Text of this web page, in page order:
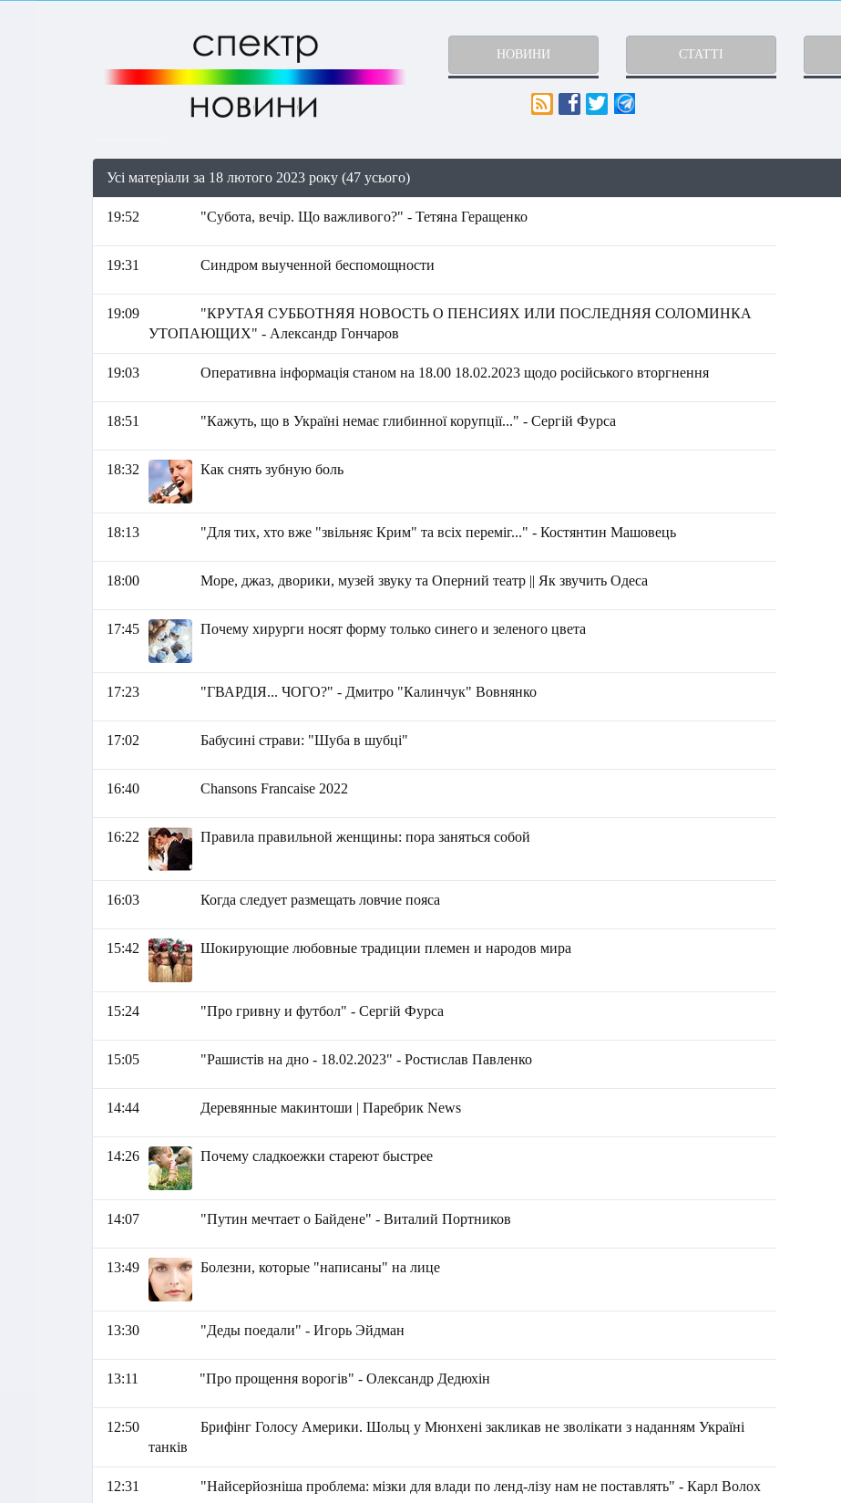
НОВИНИ СТАТТІ
Усі матеріали за 18 лютого 2023 року (47 усього)
19:52 "Субота, вечір. Що важливого?" - Тетяна Геращенко
19:31 Синдром выученной беспомощности
19:09
"КРУТАЯ СУББОТНЯЯ НОВОСТЬ О ПЕНСИЯХ ИЛИ ПОСЛЕДНЯЯ СОЛОМИНКА
УТОПАЮЩИХ" - Александр Гончаров
19:03 Оперативна інформація станом на 18.00 18.02.2023 щодо російського вторгнення
18:51 "Кажуть, що в Україні немає глибинної корупції..." - Сергій Фурса
18:32 Как снять зубную боль
18:13 "Для тих, хто вже "звільняє Крим" та всіх переміг..." - Костянтин Машовець
18:00 Море, джаз, дворики, музей звуку та Оперний театр || Як звучить Одеса
17:45 Почему хирурги носят форму только синего и зеленого цвета
17:23 "ГВАРДІЯ... ЧОГО?" - Дмитро "Калинчук" Вовнянко
17:02 Бабусині страви: "Шуба в шубці"
16:40 Chansons Francaise 2022
16:22 Правила правильной женщины: пора заняться собой
16:03 Когда следует размещать ловчие пояса
15:42 Шокирующие любовные традиции племен и народов мира
15:24 "Про гривну и футбол" - Сергій Фурса
15:05 "Рашистів на дно - 18.02.2023" - Ростислав Павленко
14:44 Деревянные макинтоши | Паребрик News
14:26 Почему сладкоежки стареют быстрее
14:07 "Путин мечтает о Байдене" - Виталий Портников
13:49 Болезни, которые "написаны" на лице
13:30 "Деды поедали" - Игорь Эйдман
13:11 "Про прощення ворогів" - Олександр Дедюхін
12:50
Брифінг Голосу Америки. Шольц у Мюнхені закликав не зволікати з наданням Україні
танків
12:31 "Найсерйозніша проблема: мізки для влади по ленд-лізу нам не поставлять" - Карл Волох